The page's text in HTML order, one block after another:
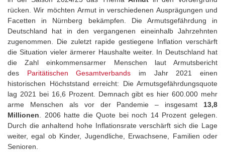
rücken. Wir möchten Armut in verschiedenen Ausprägungen und
Facetten in Nürnberg bekämpfen. Die Armutsgefährdung in
Deutschland hat in den vergangenen eineinhalb Jahrzehnten
zugenommen. Die zuletzt rapide gestiegene Inflation verschärft
die Situation vieler ärmerer Haushalte weiter. In Deutschland hat
die Zahl einkommensarmer Menschen laut Armutsbericht
des Paritätischen Gesamtverbands im Jahr 2021 einen
historischen Höchststand erreicht: Die Armutsgefährdungsquote
lag 2021 bei 16,6 Prozent. Demnach gibt es hier 600.000 mehr
arme Menschen als vor der Pandemie – insgesamt 13,8
Millionen . 2006 hatte die Quote bei noch 14 Prozent gelegen.
Durch die anhaltend hohe Inflationsrate verschärft sich die Lage
weiter, egal ob Kinder, Jugendliche, Erwachsene, Familien oder
Senioren.